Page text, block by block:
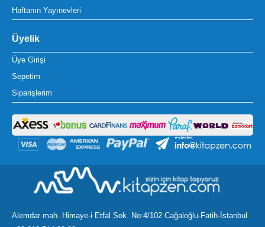
Haftanın Yayınevleri
Üyelik
Üye Girişi
Sepetim
Siparişlerim
Alemdar mah. Himaye-i Etfal Sok. No:4/102 Cağaloğlu-Fatih-İstanbul